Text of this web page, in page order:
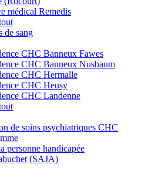
médical Remedis
de sang
CHC Banneux Fawes
CHC Banneux Nusbaum
CHC Hermalle
CHC Heusy
CHC Landenne
de soins psychiatriques CHC
personne handicapée
(SAJA)